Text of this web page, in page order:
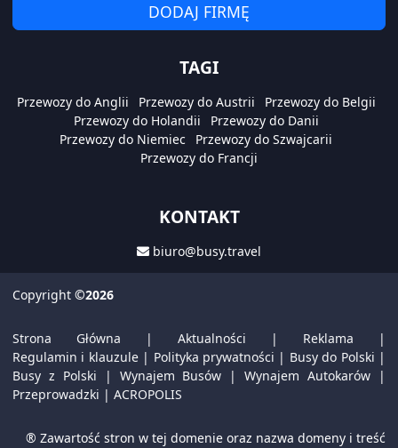
DODAJ FIRMĘ
TAGI
Przewozy do Anglii Przewozy do Austrii
Przewozy do Belgii
Przewozy do Holandii
Przewozy do Danii
Przewozy do Niemiec
Przewozy do Szwajcarii
Przewozy do Francji
KONTAKT
biuro@busy.travel
Copyright ©2026
Strona Główna | Aktualności | Reklama |
Regulamin i klauzule| Polityka prywatności | Busy do Polski |
Busy z Polski | Wynajem Busów |Wynajem Autokarów |
Przeprowadzki | ACROPOLIS
® Zawartość stron w tej domenie oraz nazwa domeny i treść